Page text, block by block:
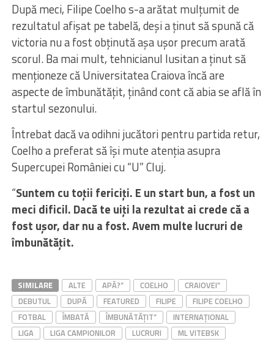
După meci, Filipe Coelho s-a arătat mulțumit de
rezultatul afișat pe tabelă, deși a ținut să spună că
victoria nu a fost obținută așa ușor precum arată
scorul. Ba mai mult, tehnicianul lusitan a ținut să
menționeze că Universitatea Craiova încă are
aspecte de îmbunătățit, ținând cont că abia se află în
startul sezonului.
Întrebat dacă va odihni jucători pentru partida retur,
Coelho a preferat să își mute atenția asupra
Supercupei României cu “U” Cluj.
“Suntem cu toții fericiți. E un start bun, a fost un
meci dificil. Dacă te uiți la rezultat ai crede că a
fost ușor, dar nu a fost. Avem multe lucruri de
îmbunătățit.
SIMILARE ALTE APĂ?” COELHO
CRAIOVEI”
DEBUTUL
DUPĂ FEATURED FILIPE
FILIPE COELHO
FOTBAL
ÎMBATĂ ÎMBUNĂTĂŢIT”
INTERNAȚIONAL
LIGA
LIGA CAMPIONILOR LUCRURI
ML VITEBSK